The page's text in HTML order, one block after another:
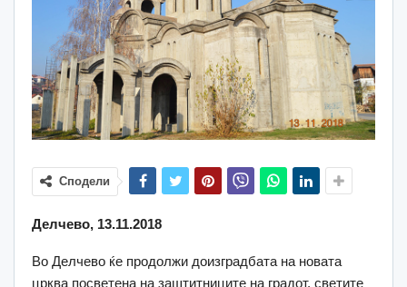
Сподели
Делчево, 13.11.2018
Во Делчево ќе продолжи доизградбата на новата
црква посветена на заштитниците на градот, светите